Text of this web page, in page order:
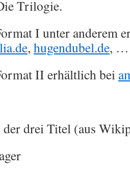
Trilogie.
I unter anderem
, hugendubel.de, …
II erhältlich bei
der drei Titel (aus